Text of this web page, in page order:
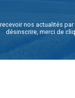
nos actualités
désinscrire, merci de